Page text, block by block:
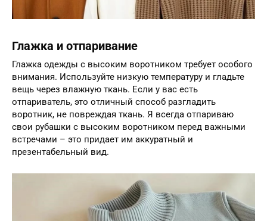
Глажка и отпаривание
Глажка одежды с высоким воротником требует особого
внимания. Используйте низкую температуру и гладьте
вещь через влажную ткань. Если у вас есть
отпариватель, это отличный способ разгладить
воротник, не повреждая ткань. Я всегда отпариваю
свои рубашки с высоким воротником перед важными
встречами – это придает им аккуратный и
презентабельный вид.